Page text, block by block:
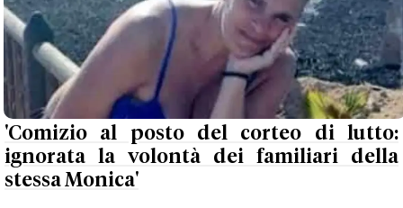
'Comizio al posto del corteo di lutto:
ignorata la volontà dei familiari della
stessa Monica'